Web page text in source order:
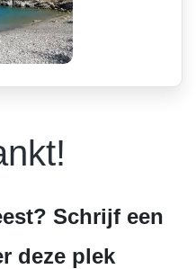
Schrijf een
deze plek